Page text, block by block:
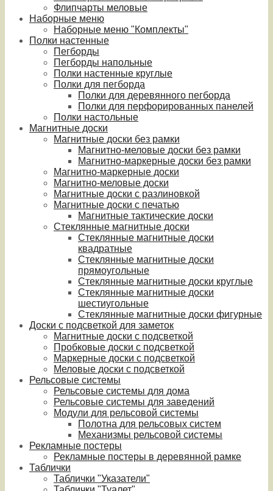
Флипчарты меловые
Наборные меню
Наборные меню "Комплекты"
Полки настенные
Пегборды
Пегборды напольные
Полки настенные круглые
Полки для пегборда
Полки для деревянного пегборда
Полки для перфорированных панелей
Полки настольные
Магнитные доски
Магнитные доски без рамки
Магнитно-меловые доски без рамки
Магнитно-маркерные доски без рамки
Магнитно-маркерные доски
Магнитно-меловые доски
Магнитные доски с разлиновкой
Магнитные доски с печатью
Магнитные тактические доски
Стеклянные магнитные доски
Стеклянные магнитные доски
квадратные
Стеклянные магнитные доски
прямоугольные
Стеклянные магнитные доски круглые
Стеклянные магнитные доски
шестиугольные
Стеклянные магнитные доски фигурные
Доски с подсветкой для заметок
Магнитные доски с подсветкой
Пробковые доски с подсветкой
Маркерные доски с подсветкой
Меловые доски с подсветкой
Рельсовые системы
Рельсовые системы для дома
Рельсовые системы для заведений
Модули для рельсовой системы
Полотна для рельсовых систем
Механизмы рельсовой системы
Рекламные постеры
Рекламные постеры в деревянной рамке
Таблички
Таблички "Указатели"